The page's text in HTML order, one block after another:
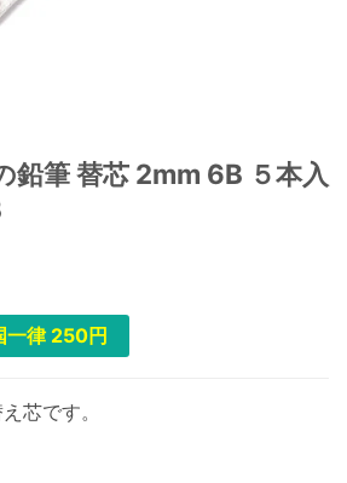
鉛筆 替芯 2mm 6B ５本入
一律 250円
芯です。